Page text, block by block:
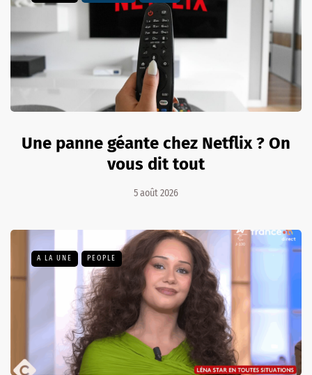
Une panne géante chez Netflix ? On
vous dit tout
5 août 2026
A LA UNE PEOPLE